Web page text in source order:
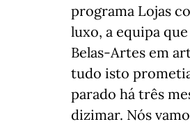
programa Lojas
luxo, a equipa
Belas-Artes em
tudo isto
parado há três
dizimar. Nós